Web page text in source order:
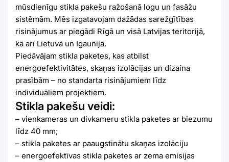
mūsdienīgu stikla pakešu ražošanā logu un fasāžu
sistēmām. Mēs izgatavojam dažādas sarežģītības
risinājumus ar piegādi Rīgā un visā Latvijas teritorijā,
kā arī Lietuvā un Igaunijā.
Piedāvājam stikla paketes, kas atbilst
energoefektivitātes, skaņas izolācijas un dizaina
prasībām – no standarta risinājumiem līdz
individuāliem projektiem.
Stikla pakešu veidi:
– vienkameras un divkameru stikla paketes ar biezumu
līdz 40 mm;
– stikla paketes ar paaugstinātu skaņas izolāciju
– energoefektīvas stikla paketes ar zema emisijas